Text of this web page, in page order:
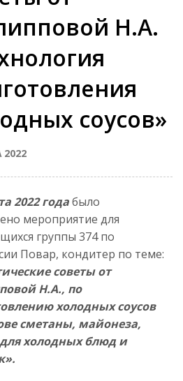
Н.А.
соусов»
2022 годабыло
мероприятие для
группы 374 по
Повар, кондитер по теме:
советы от
Н.А., по
холодных соусов
сметаны, майонеза,
для холодных блюд и